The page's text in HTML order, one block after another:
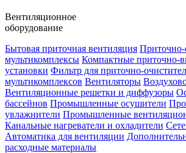
Вентиляционное
оборудование
Бытовая приточная вентиляция Приточно-
мультикомплексы Компактные приточно-
установки Фильтр для приточно-
мультикомплексов Вентиляторы
Вентиляционные решетки и диффузоры
бассейнов Промышленные осушители
увлажнители Промышленные
Канальные нагреватели и охладители
Автоматика для вентиляции
расходные материалы